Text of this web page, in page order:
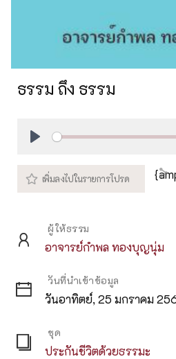
ธรรม ถึง ธรรม
ผู้ให้ธรรม
อาจารย์กำพล ทองบุญนุ่ม
วันที่นำเข้าข้อมูล
วันอาทิตย์, 25 มกราคม
ชุด
ประกันชีวิตด้วยธรรมะ